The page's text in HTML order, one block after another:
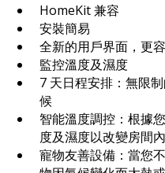
HomeKit 兼容
安裝簡易
全新的用戶界面，更
監控溫度及濕度
7 天日程安排：無限
候
智能溫度調控：根據
度及濕度以改變房間
寵物友善設備：當您